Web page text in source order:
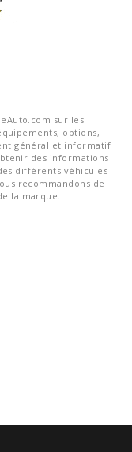
sur les
options,
général et informatif
des informations
différents véhicules
recommandons de
la marque.